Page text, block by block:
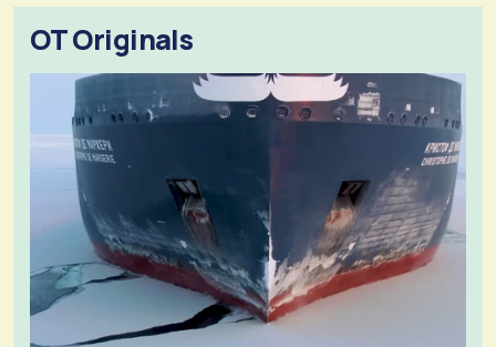
OT Originals